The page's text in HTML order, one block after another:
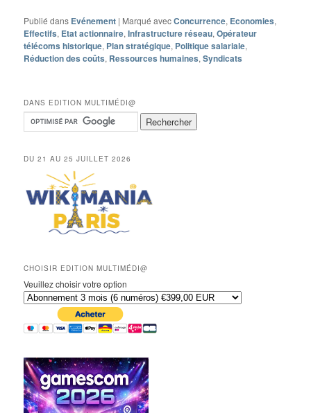
Publié dans Evénement | Marqué avecConcurrence, Economies,
Effectifs, Etat actionnaire,Infrastructure réseau,Opérateur
télécoms historique, Plan stratégique, Politique salariale,
Réduction des coûts, Ressources humaines,Syndicats
DANS EDITION MULTIMÉDI@
DU 21 AU 25 JUILLET 2026
CHOISIR EDITION MULTIMÉDI@
Veuillez choisir votre option